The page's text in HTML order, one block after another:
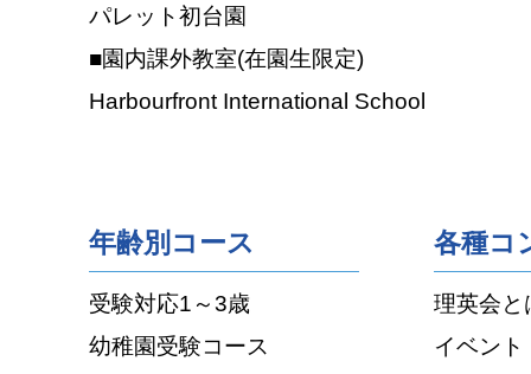
パレット初台園
■園内課外教室(在園生限定)
Harbourfront International School
年齢別コース
受験対応1～3歳
幼稚園受験コース
各種コ
理英会と
イベント